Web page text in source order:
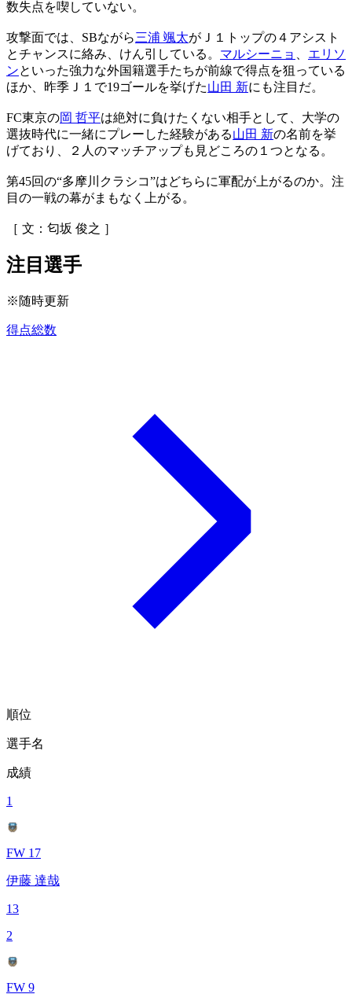
数失点を喫していない。
攻撃面では、SBながら三浦 颯太がＪ１トップの４アシスト
とチャンスに絡み、けん引している。 マルシーニョ
エリソ
ンといった強力な外国籍選手たちが前線で得点を狙っている
ほか、昨季Ｊ１で19ゴールを挙げた山田 新にも注目だ。
FC東京の岡 哲平は絶対に負けたくない相手として、大学の
選抜時代に一緒にプレーした経験がある山田 新の名前を挙
げており、２人のマッチアップも見どころの１つとなる。
第45回の“多摩川クラシコ”はどちらに軍配が上がるのか。注
目の一戦の幕がまもなく上がる。
［ 文：匂坂 俊之 ］
注目選手
※随時更新
得点総数
順位
選手名
成績
1
FW 17
伊藤 達哉
13
2
FW 9